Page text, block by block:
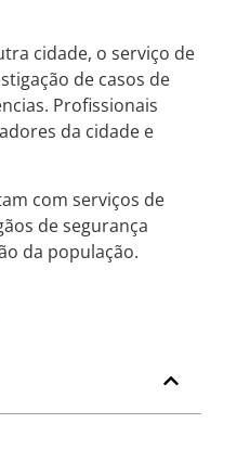
cidade, o serviço de
de casos de
Profissionais
da cidade e
com serviços de
de segurança
da população.